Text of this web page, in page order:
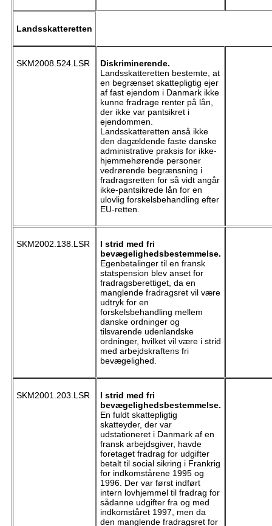
Landsskatteretten
SKM2008.524.LSR
Diskriminerende.
Landsskatteretten bestemte, at
en begrænset skattepligtig ejer
af fast ejendom i Danmark ikke
kunne fradrage renter på lån,
der ikke var pantsikret i
ejendommen.
Landsskatteretten anså ikke
den dagældende faste danske
administrative praksis for ikke-
hjemmehørende personer
vedrørende begrænsning i
fradragsretten for så vidt angår
ikke-pantsikrede lån for en
ulovlig forskelsbehandling efter
EU-retten.
SKM2002.138.LSR
I strid med fri
bevægelighedsbestemmelse.
Egenbetalinger til en fransk
statspension blev anset for
fradragsberettiget, da en
manglende fradragsret vil være
udtryk for en
forskelsbehandling mellem
danske ordninger og
tilsvarende udenlandske
ordninger, hvilket vil være i strid
med arbejdskraftens fri
bevægelighed.
SKM2001.203.LSR
I strid med fri
bevægelighedsbestemmelse.
En fuldt skattepligtig
skatteyder, der var
udstationeret i Danmark af en
fransk arbejdsgiver, havde
foretaget fradrag for udgifter
betalt til social sikring i Frankrig
for indkomstårene 1995 og
1996. Der var først indført
intern lovhjemmel til fradrag for
sådanne udgifter fra og med
indkomståret 1997, men da
den manglende fradragsret for